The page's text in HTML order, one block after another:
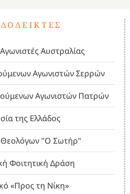
Αυστραλίας
Αγωνιστών Σερρών
Αγωνιστών Πατρών
της Ελλάδος
Θεολόγων "Ο Σωτήρ"
Φοιτητική Δράση
«Προς τη Νίκη»